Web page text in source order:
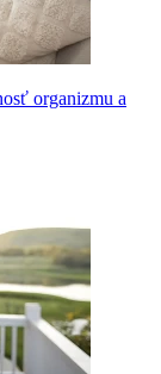
organizmu a